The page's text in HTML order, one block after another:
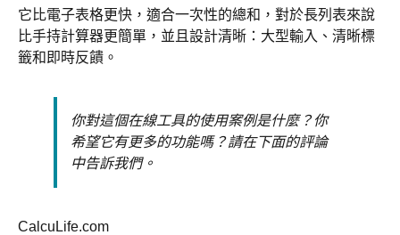
它比電子表格更快，適合一次性的總和，對於長列表來說
比手持計算器更簡單，並且設計清晰：大型輸入、清晰標
籤和即時反饋。
你對這個在線工具的使用案例是什麼？你
希望它有更多的功能嗎？請在下面的評論
中告訴我們。
CalcuLife.com